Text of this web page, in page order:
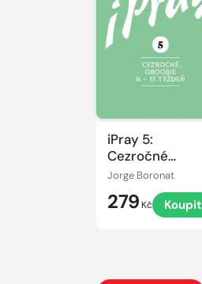
iPray 5:
Cezročné
obdobie 9. - 17.
Jorge Boronat
279 Kč Koupit